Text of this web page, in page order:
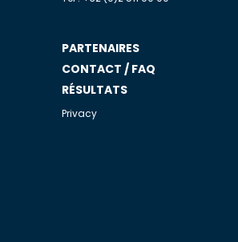
PARTENAIRES
CONTACT / FAQ
RÉSULTATS
Privacy